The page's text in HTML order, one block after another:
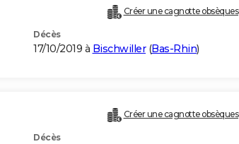
Créer une cagnotte obsèques
Décès
17/10/2019 à Bischwiller(Bas-Rhin)
Créer une cagnotte obsèques
Décès